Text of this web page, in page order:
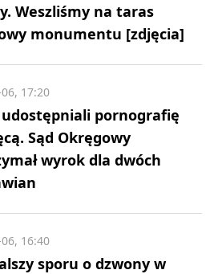
Weszliśmy na taras
monumentu [zdjęcia]
pornografię
Sąd Okręgowy
wyrok dla dwóch
17:20
sporu o dzwony w
16:40